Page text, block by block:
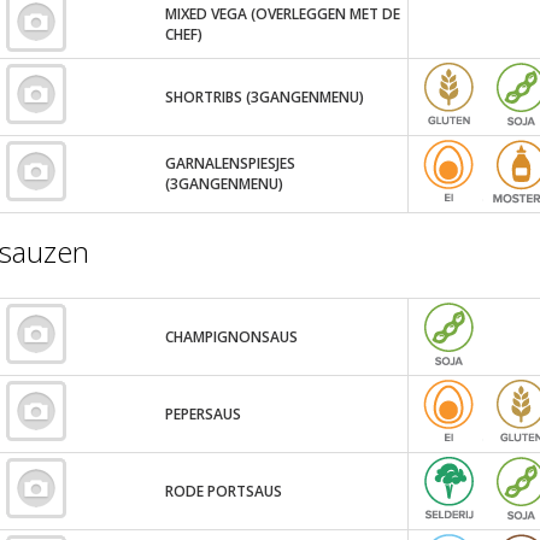
MIXED VEGA (OVERLEGGEN MET DE
CHEF)
SHORTRIBS (3GANGENMENU)
GARNALENSPIESJES
(3GANGENMENU)
sauzen
CHAMPIGNONSAUS
PEPERSAUS
RODE PORTSAUS